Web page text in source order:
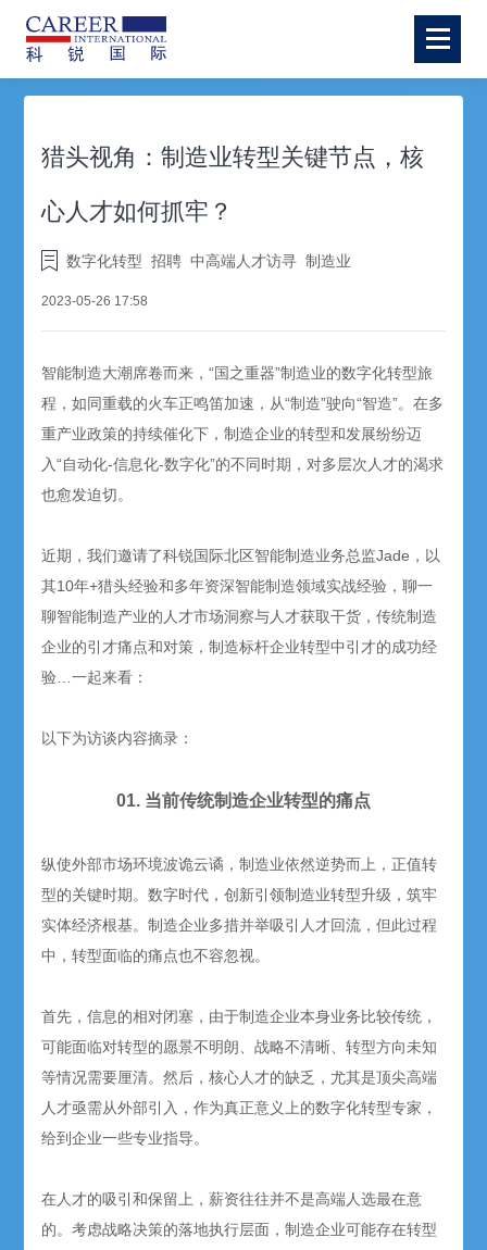
猎头视角：制造业转型关键节点，核
心人才如何抓牢？
数字化转型 招聘 中高端人才访寻 制造业
2023-05-26 17:58
智能制造大潮席卷而来，“国之重器”制造业的数字化转型旅
程，如同重载的火车正鸣笛加速，从“制造”驶向“智造”。在多
重产业政策的持续催化下，制造企业的转型和发展纷纷迈
入“自动化-信息化-数字化”的不同时期，对多层次人才的渴求
也愈发迫切。
近期，我们邀请了科锐国际北区智能制造业务总监Jade，以
其10年+猎头经验和多年资深智能制造领域实战经验，聊一
聊智能制造产业的人才市场洞察与人才获取干货，传统制造
企业的引才痛点和对策，制造标杆企业转型中引才的成功经
验…一起来看：
以下为访谈内容摘录：
01. 当前传统制造企业转型的痛点
纵使外部市场环境波诡云谲，制造业依然逆势而上，正值转
型的关键时期。数字时代，创新引领制造业转型升级，筑牢
实体经济根基。制造企业多措并举吸引人才回流，但此过程
中，转型面临的痛点也不容忽视。
首先，信息的相对闭塞，由于制造企业本身业务比较传统，
可能面临对转型的愿景不明朗、战略不清晰、转型方向未知
等情况需要厘清。然后，核心人才的缺乏，尤其是顶尖高端
人才亟需从外部引入，作为真正意义上的数字化转型专家，
给到企业一些专业指导。
在人才的吸引和保留上，薪资往往并不是高端人选最在意
的。考虑战略决策的落地执行层面，制造企业可能存在转型